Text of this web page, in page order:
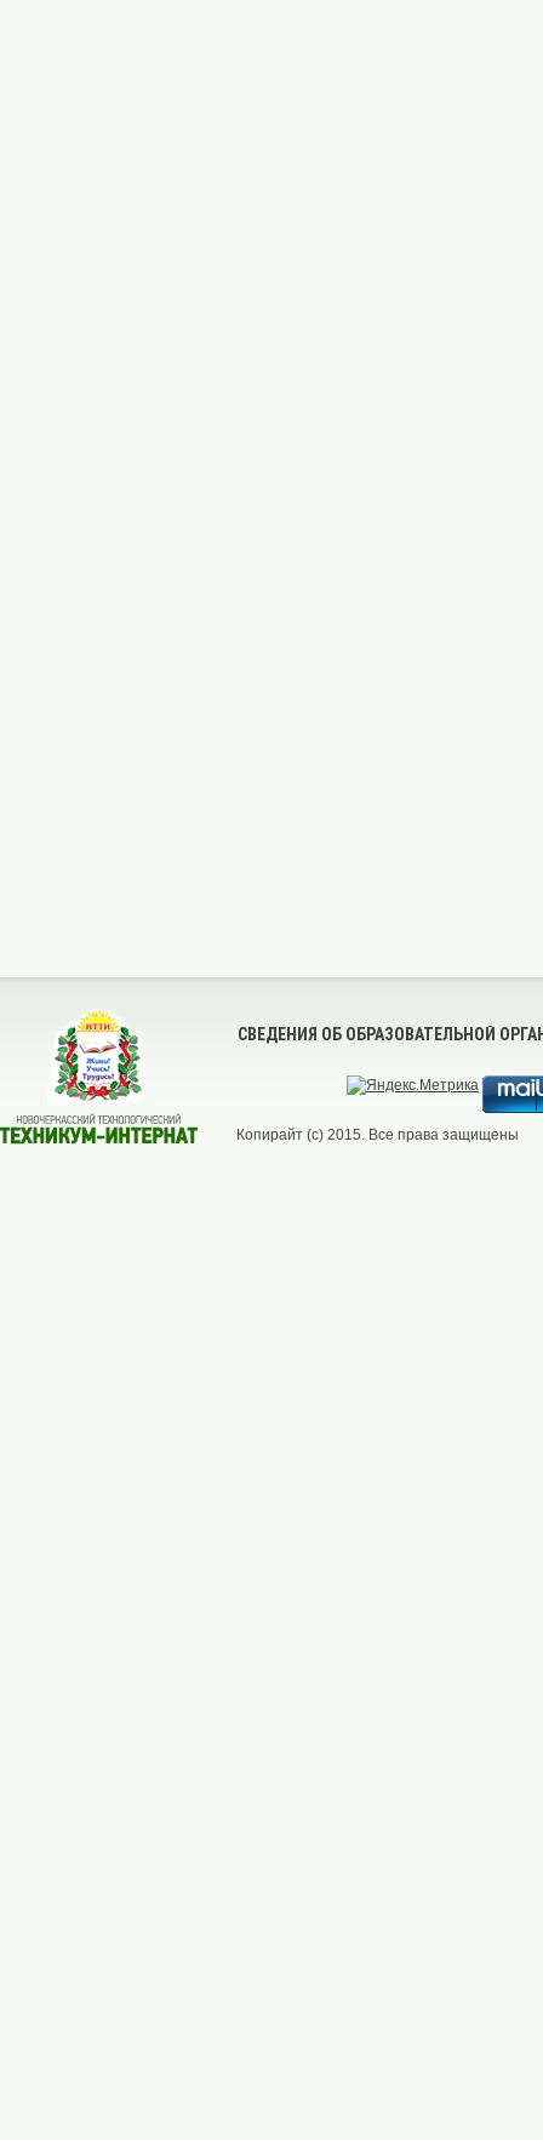
СВЕДЕНИЯ ОБ ОБРАЗОВАТЕЛЬНОЙ
Копирайт (с) 2015. Все права защищены